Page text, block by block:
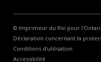
© Imprimeur du Roi pour
Déclaration concernant la
Conditions d’utilisation
Accessibilité